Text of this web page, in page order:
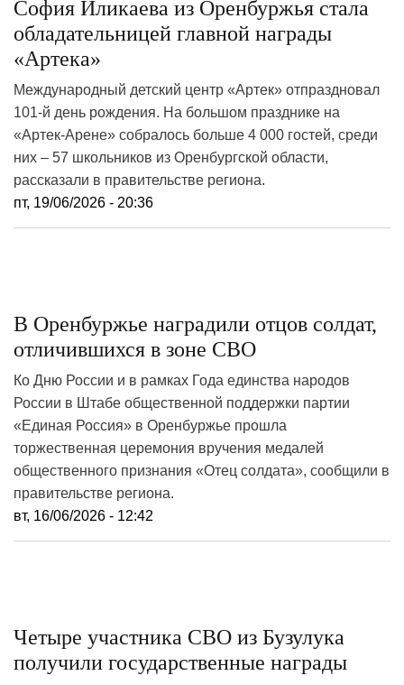
София Иликаева из Оренбуржья стала
обладательницей главной награды
«Артека»
Международный детский центр «Артек» отпраздновал
101‑й день рождения. На большом празднике на
«Артек‑Арене» собралось больше 4 000 гостей, среди
них – 57 школьников из Оренбургской области,
рассказали в правительстве региона.
пт, 19/06/2026 - 20:36
В Оренбуржье наградили отцов солдат,
отличившихся в зоне СВО
Ко Дню России и в рамках Года единства народов
России в Штабе общественной поддержки партии
«Единая Россия» в Оренбуржье прошла
торжественная церемония вручения медалей
общественного признания «Отец солдата», сообщили в
правительстве региона.
вт, 16/06/2026 - 12:42
Четыре участника СВО из Бузулука
получили государственные награды